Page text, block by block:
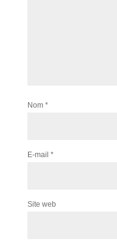
Nom *
E-mail *
Site web